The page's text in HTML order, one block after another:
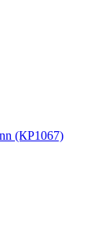
(КР1067)